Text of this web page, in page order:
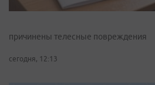
причинены телесные повреждения
сегодня, 12:13